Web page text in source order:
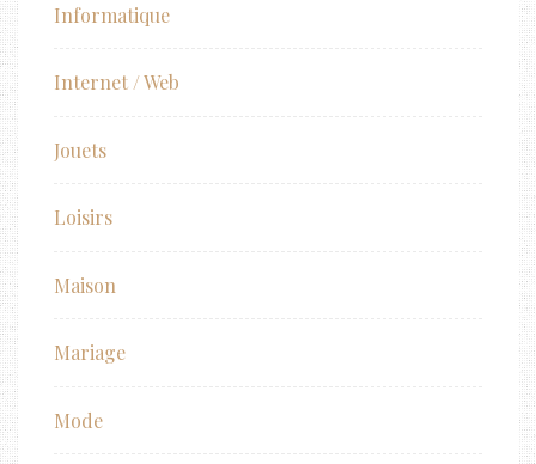
Informatique
Internet / Web
Jouets
Loisirs
Maison
Mariage
Mode